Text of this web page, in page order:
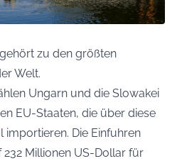
zu den größten
Welt.
Ungarn und die Slowakei
EU-Staaten, die über diese
importieren. Die Einfuhren
Millionen US-Dollar für